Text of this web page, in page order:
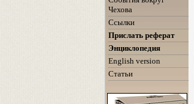
Чехова
Ссылки
Прислать реферат
Энциклопедия
English version
Статьи